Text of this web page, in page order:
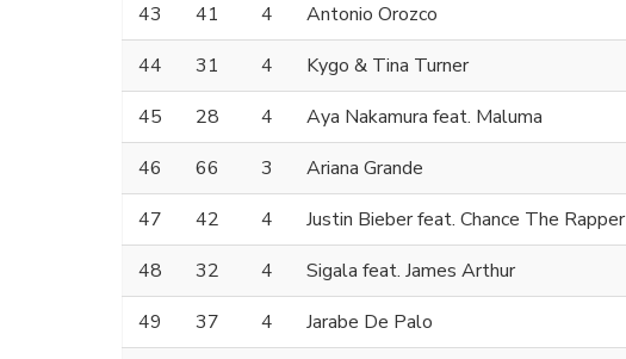
43
41 4 Antonio Orozco
44
31 4 Kygo & Tina Turner
45
28 4 Aya Nakamura feat. Maluma
46
66 3 Ariana Grande
47
42 4 Justin Bieber feat. Chance The Rapper
48
32 4 Sigala feat. James Arthur
49
37 4 Jarabe De Palo